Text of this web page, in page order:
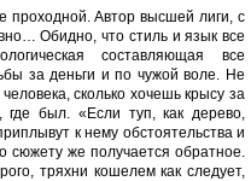
проходной. Автор высшей лиги, с
Обидно, что стиль и язык все
составляющая все
за деньги и по чужой воле. Не
сколько хочешь крысу за
был. «Если туп, как дерево,
к нему обстоятельства и
сюжету же получается обратное.
тряхни кошелем как следует,